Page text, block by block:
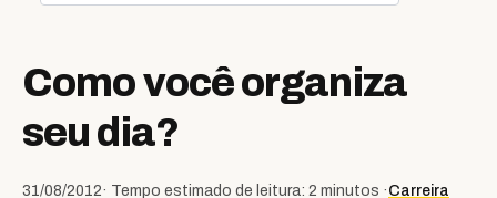
Como você organiza
seu dia?
31/08/2012· Tempo estimado de leitura: 2 minutos · Carreira